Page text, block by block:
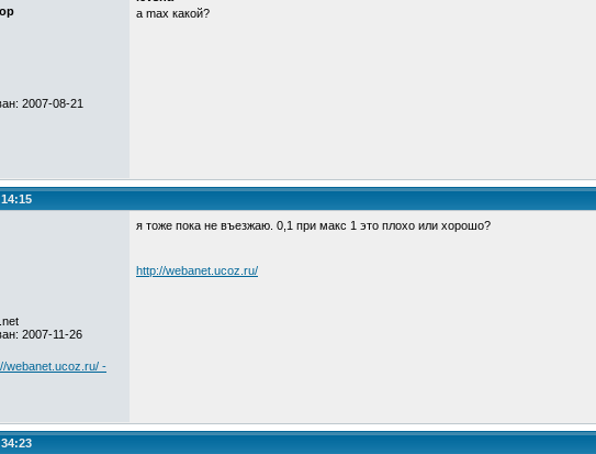
2007-08-21
а max какой?
2007-11-26
webanet.ucoz.ru/ -
я тоже пока не въезжаю. 0,1 при макс 1 это плохо или хорошо?
http://webanet.ucoz.ru/